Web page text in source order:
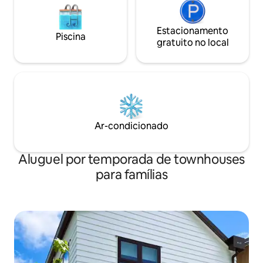
Piscina
Estacionamento
gratuito no local
Ar-condicionado
Aluguel por temporada de townhouses
para famílias